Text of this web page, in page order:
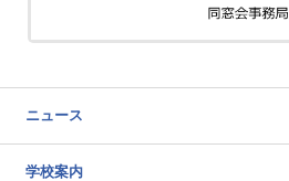
ニュース
学校案内